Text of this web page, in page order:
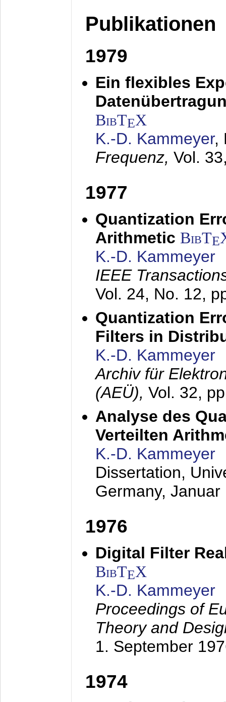
Publikationen
1979
Ein flexibles
BibTEX
K.-D. Kammeyer,
Frequenz, Vol.
1977
Quantization
Arithmetic BibTE
K.-D. Kammeyer
IEEE
Vol. 24, No. 12,
Quantization
Filters in
K.-D. Kammeyer
Archiv für
(AEÜ), Vol. 32,
Analyse des
Verteilten
K.-D. Kammeyer
Dissertation,
Germany, Januar
1976
Digital Filter
BibTEX
K.-D. Kammeyer
Proceedings of
Theory and
1. September
1974